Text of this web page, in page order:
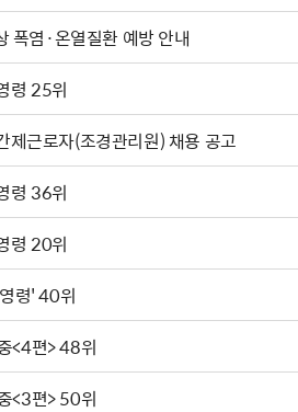
폭염·온열질환 예방 안내
령 25위
근로자(조경관리원) 채용 공고
령 36위
령 20위
령' 40위
<4편> 48위
<3편> 50위